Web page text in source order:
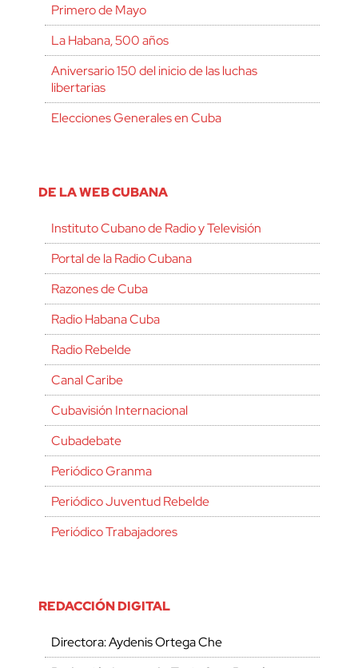
Primero de Mayo
La Habana, 500 años
Aniversario 150 del inicio de las luchas
libertarias
Elecciones Generales en Cuba
DE LA WEB CUBANA
Instituto Cubano de Radio y Televisión
Portal de la Radio Cubana
Razones de Cuba
Radio Habana Cuba
Radio Rebelde
Canal Caribe
Cubavisión Internacional
Cubadebate
Periódico Granma
Periódico Juventud Rebelde
Periódico Trabajadores
REDACCIÓN DIGITAL
Directora: Aydenis Ortega Che